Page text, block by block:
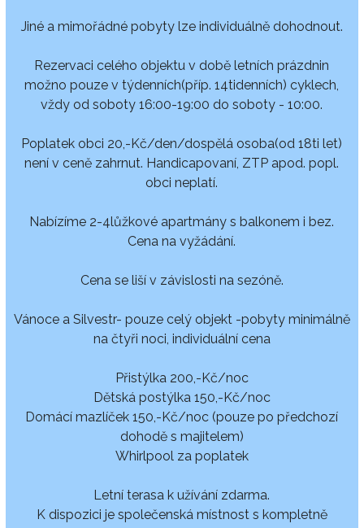
Jiné a mimořádné pobyty lze individuálně dohodnout.
Rezervaci celého objektu v době letních prázdnin
možno pouze v týdenních(příp. 14tidenních) cyklech,
vždy od soboty 16:00-19:00 do soboty - 10:00.
Poplatek obci 20,-Kč/den/dospělá osoba(od 18ti let)
není v ceně zahrnut. Handicapovaní, ZTP apod. popl.
obci neplatí.
Nabízíme 2-4lůžkové apartmány s balkonem i bez.
Cena na vyžádání.
Cena se liší v závislosti na sezóně.
Vánoce a Silvestr- pouze celý objekt -pobyty minimálně
na čtyři noci, individuální cena
Přistýlka 200,-Kč/noc
Dětská postýlka 150,-Kč/noc
Domácí mazlíček 150,-Kč/noc (pouze po předchozí
dohodě s majitelem)
Whirlpool za poplatek
Letní terasa k užívání zdarma.
K dispozici je společenská místnost s kompletně